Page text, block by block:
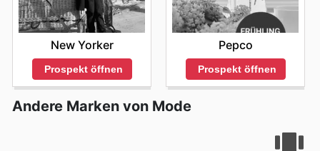
New Yorker
Prospekt öffnen
Pepco
Prospekt öffnen
Andere Marken von Mode